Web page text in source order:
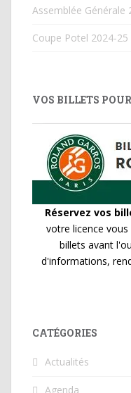
Assemblée Générale
Coupe Potel 2024-25
VOS BILLETS
Réservez vos
votre licence
billets avant
d'informations,
CATÉGORIES
Actualités
Agenda